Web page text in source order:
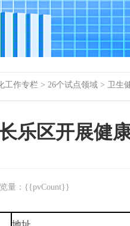
工作专栏 > 26个试点领域 > 卫生
乐区开展健
量：{{pvCount}}